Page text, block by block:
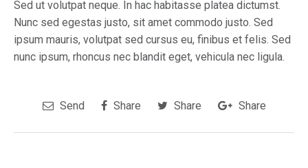
Sed ut volutpat neque. In hac habitasse platea dictumst.
Nunc sed egestas justo, sit amet commodo justo. Sed
ipsum mauris, volutpat sed cursus eu, finibus et felis. Sed
nunc ipsum, rhoncus nec blandit eget, vehicula nec ligula.
Send Share Share Share